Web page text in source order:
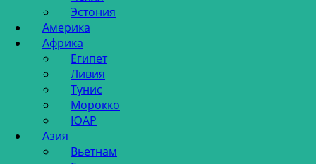
Эстония
Америка
Африка
Египет
Ливия
Тунис
Морокко
ЮАР
Азия
Вьетнам